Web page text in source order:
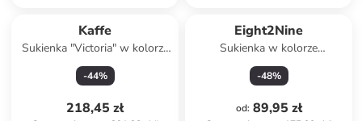
Kaffe
Sukienka "Victoria" w kolorze
błękitno-czarnym
-44%
218,45 zł
Eight2Nine
Sukienka w kolorze
oliwkowym
-48%
od: 89,95 zł